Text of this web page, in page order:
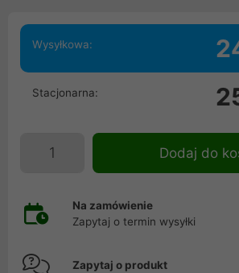
Wysyłkowa:
Stacjonarna:
Dodaj do
Na zamówienie
Zapytaj o termin wysyłki
Zapytaj o produkt